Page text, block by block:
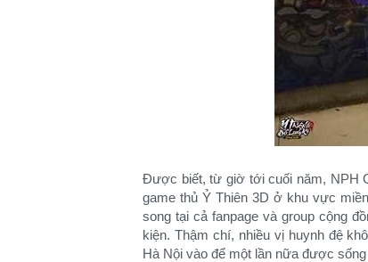
Được biết, từ giờ tới cuối năm, NPH
game thủ Ỷ Thiên 3D ở khu vực
song tại cả fanpage và group cộng
kiện. Thậm chí, nhiều vị huynh đệ
Hà Nội vào để một lần nữa được